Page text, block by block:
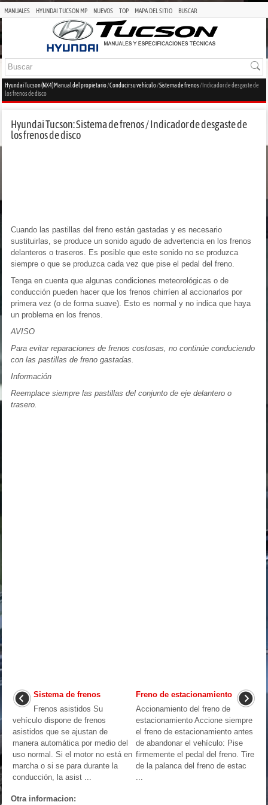
MANUALES HYUNDAI TUCSON MP NUEVOS TOP MAPA DEL SITIO BUSCAR
Hyundai Tucson (NX4) Manual del propietario/Conducir su vehículo/Sistema de frenos/ Indicador de desgaste de
los frenos de disco
Hyundai Tucson: Sistema de frenos / Indicador de desgaste de
los frenos de disco
Cuando las pastillas del freno están gastadas y es necesario
sustituirlas, se produce un sonido agudo de advertencia en los frenos
delanteros o traseros. Es posible que este sonido no se produzca
siempre o que se produzca cada vez que pise el pedal del freno.
Tenga en cuenta que algunas condiciones meteorológicas o de
conducción pueden hacer que los frenos chirríen al accionarlos por
primera vez (o de forma suave). Esto es normal y no indica que haya
un problema en los frenos.
AVISO
Para evitar reparaciones de frenos costosas, no continúe conduciendo
con las pastillas de freno gastadas.
Información
Reemplace siempre las pastillas del conjunto de eje delantero o
trasero.
Sistema de frenos
Frenos asistidos Su
vehículo dispone de frenos
asistidos que se ajustan de
manera automática por medio del
uso normal. Si el motor no está en
marcha o si se para durante la
conducción, la asist ...
Freno de estacionamiento
Accionamiento del freno de
estacionamiento Accione siempre
el freno de estacionamiento antes
de abandonar el vehículo: Pise
firmemente el pedal del freno. Tire
de la palanca del freno de estac
Otra informacion: